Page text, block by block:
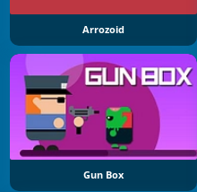
Arrozoid
Gun Box